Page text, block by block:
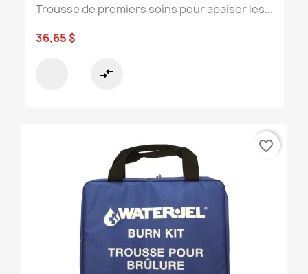
Trousse de premiers soins pour apaiser les...
36,65 $
compare_arrows
favorite_border